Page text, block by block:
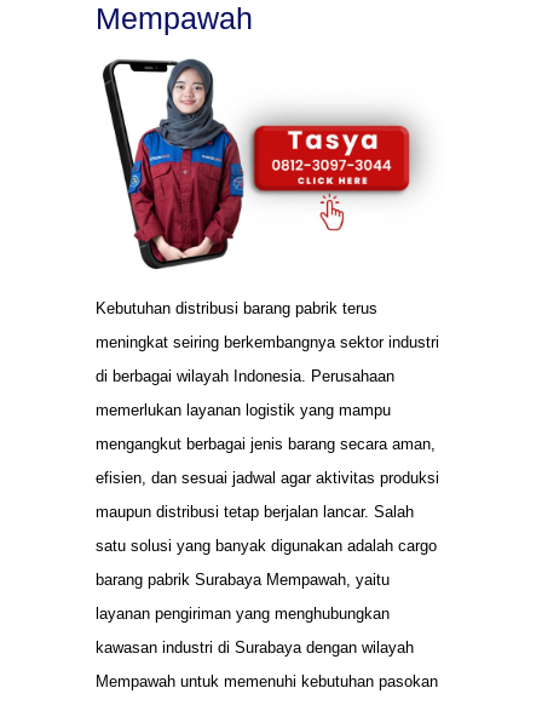
Mempawah
Kebutuhan distribusi barang pabrik terus
meningkat seiring berkembangnya sektor industri
di berbagai wilayah Indonesia. Perusahaan
memerlukan layanan logistik yang mampu
mengangkut berbagai jenis barang secara aman,
efisien, dan sesuai jadwal agar aktivitas produksi
maupun distribusi tetap berjalan lancar. Salah
satu solusi yang banyak digunakan adalah cargo
barang pabrik Surabaya Mempawah, yaitu
layanan pengiriman yang menghubungkan
kawasan industri di Surabaya dengan wilayah
Mempawah untuk memenuhi kebutuhan pasokan